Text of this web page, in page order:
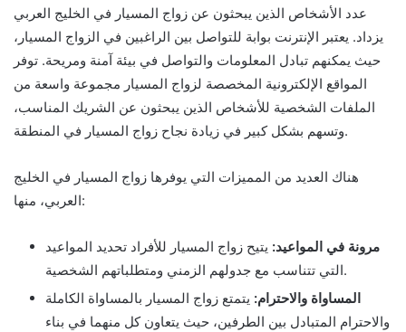
عدد الأشخاص الذين يبحثون عن زواج المسيار في الخليج العربي
يزداد. يعتبر الإنترنت بوابة للتواصل بين الراغبين في الزواج المسيار،
حيث يمكنهم تبادل المعلومات والتواصل في بيئة آمنة ومريحة. توفر
المواقع الإلكترونية المخصصة لزواج المسيار مجموعة واسعة من
الملفات الشخصية للأشخاص الذين يبحثون عن الشريك المناسب،
وتسهم بشكل كبير في زيادة نجاح زواج المسيار في المنطقة.
هناك العديد من المميزات التي يوفرها زواج المسيار في الخليج
العربي، منها:
مرونة في المواعيد: يتيح زواج المسيار للأفراد تحديد المواعيد
التي تتناسب مع جدولهم الزمني ومتطلباتهم الشخصية.
المساواة والاحترام: يتمتع زواج المسيار بالمساواة الكاملة
والاحترام المتبادل بين الطرفين، حيث يتعاون كل منهما في بناء